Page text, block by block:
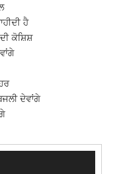
ਹੈ
ਕੋਸ਼ਿਸ਼
ਦੇਵਾਂਗੇ